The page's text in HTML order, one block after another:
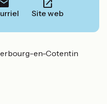
Site web
en-Cotentin